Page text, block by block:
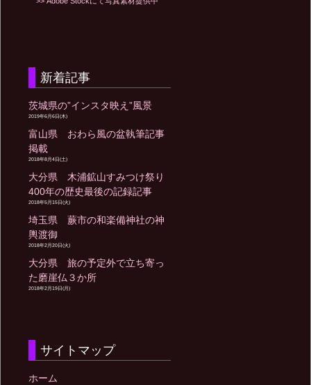
新着記事
茨城県の”インスタ映え”風景
2019年6月6日(木)
富山県 おわら風の盆執筆記事
掲載
2018年8月4日(土)
大分県 木浦鉱山すみつけ祭り
400年の歴史最後の記録記事
2018年5月15日(火)
埼玉県 蕨市の和楽備神社の神
輿渡御
2018年2月20日(火)
大分県 旅の予定外で立ち寄っ
た磨崖仏３か所
2018年2月19日(月)
サイトマップ
ホーム